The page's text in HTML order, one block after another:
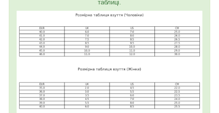
таблиці.